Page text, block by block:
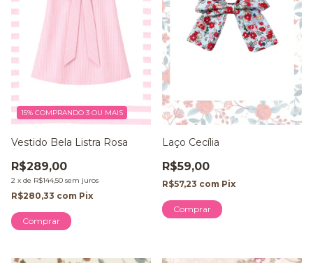
15% COMPRANDO 3 OU MAIS
Vestido Bela Listra Rosa
R$289,00
2 x de R$144,50 sem juros
R$280,33 com Pix
Comprar
Laço Cecília
R$59,00
R$57,23 com Pix